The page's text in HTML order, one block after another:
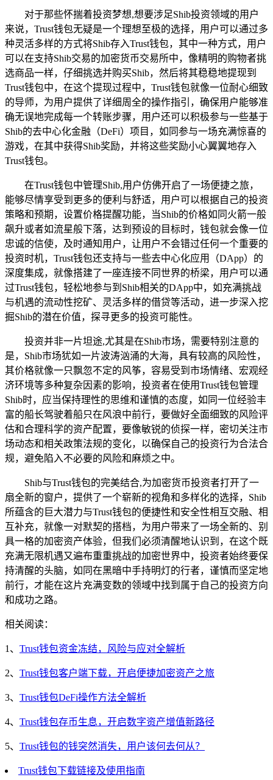
对于那些怀揣着投资梦想,想要涉足Shib投资领域的用户
来说，Trust钱包无疑是一个理想至极的选择，用户可以通过多
种灵活多样的方式将Shib存入Trust钱包，其中一种方式，用户
可以在支持Shib交易的加密货币交易所中，像精明的购物者挑
选商品一样，仔细挑选并购买Shib，然后将其稳稳地提现到
Trust钱包中，在这个提现过程中，Trust钱包就像一位耐心细致
的导师，为用户提供了详细周全的操作指引，确保用户能够准
确无误地完成每一个转账步骤，用户还可以积极参与一些基于
Shib的去中心化金融（DeFi）项目，如同参与一场充满惊喜的
游戏，在其中获得Shib奖励，并将这些奖励小心翼翼地存入
Trust钱包。
在Trust钱包中管理Shib,用户仿佛开启了一场便捷之旅，
能够尽情享受到更多的便利与舒适，用户可以根据自己的投资
策略和预期，设置价格提醒功能，当Shib的价格如同火箭一般
飙升或者如流星般下落，达到预设的目标时，钱包就会像一位
忠诚的信使，及时通知用户，让用户不会错过任何一个重要的
投资时机，Trust钱包还支持与一些去中心化应用（DApp）的
深度集成，就像搭建了一座连接不同世界的桥梁，用户可以通
过Trust钱包，轻松地参与到Shib相关的DApp中，如充满挑战
与机遇的流动性挖矿、灵活多样的借贷等活动，进一步深入挖
掘Shib的潜在价值，探寻更多的投资可能性。
投资并非一片坦途,尤其是在Shib市场，需要特别注意的
是，Shib市场犹如一片波涛汹涌的大海，具有较高的风险性，
其价格就像一只飘忽不定的风筝，容易受到市场情绪、宏观经
济环境等多种复杂因素的影响，投资者在使用Trust钱包管理
Shib时，应当保持理性的思维和谨慎的态度，如同一位经验丰
富的船长驾驶着船只在风浪中前行，要做好全面细致的风险评
估和合理科学的资产配置，要像敏锐的侦探一样，密切关注市
场动态和相关政策法规的变化，以确保自己的投资行为合法合
规，避免陷入不必要的风险和麻烦之中。
Shib与Trust钱包的完美结合,为加密货币投资者打开了一
扇全新的窗户，提供了一个崭新的视角和多样化的选择，Shib
所蕴含的巨大潜力与Trust钱包的便捷性和安全性相互交融、相
互补充，就像一对默契的搭档，为用户带来了一场全新的、别
具一格的加密资产体验，但我们必须清醒地认识到，在这个既
充满无限机遇又遍布重重挑战的加密世界中，投资者始终要保
持清醒的头脑，如同在黑暗中手持明灯的行者，谨慎而坚定地
前行，才能在这片充满变数的领域中找到属于自己的投资方向
和成功之路。
相关阅读：
1、 Trust钱包资金冻结，风险与应对全解析
2、 Trust钱包客户端下载，开启便捷加密资产之旅
3、 Trust钱包DeFi操作方法全解析
4、 Trust钱包存币生息，开启数字资产增值新路径
5、 Trust钱包的钱突然消失，用户该何去何从？
Trust钱包下载链接及使用指南